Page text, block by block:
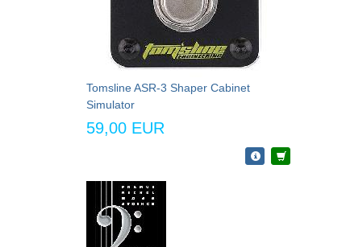
Tomsline ASR-3 Shaper Cabinet
Simulator
59,00 EUR